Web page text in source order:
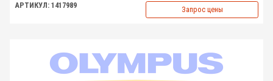
АРТИКУЛ: 1417989 Запрос цены